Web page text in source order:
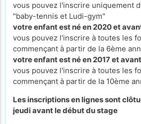
vous pouvez l'inscrire uniquement
"baby-tennis et Ludi-gym"
votre enfant est né en 2020 et
vous pouvez l'inscrire à toutes les
commençant à partir de la 6ème
votre enfant est né en 2017 et
vous pouvez l'inscrire à toutes les
commençant à partir de la 10ème
Les inscriptions en lignes sont
jeudi avant le début du stage